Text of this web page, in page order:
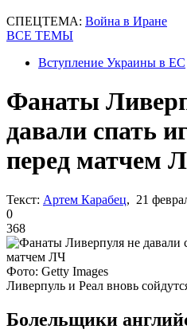
СПЕЦТЕМА: Война в Иране
ВСЕ ТЕМЫ
Вступление Украины в ЕС
Фанаты
давали спать
перед матчем
Текст: Артем Карабец, 21
0
368
Фото: Getty Images
Ливерпуль и Реал вновь
Болельщики